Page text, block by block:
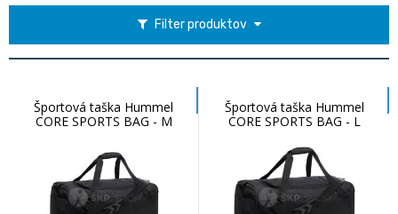
Filter produktov
Športová taška Hummel
CORE SPORTS BAG - M
Športová taška Hummel
CORE SPORTS BAG - L